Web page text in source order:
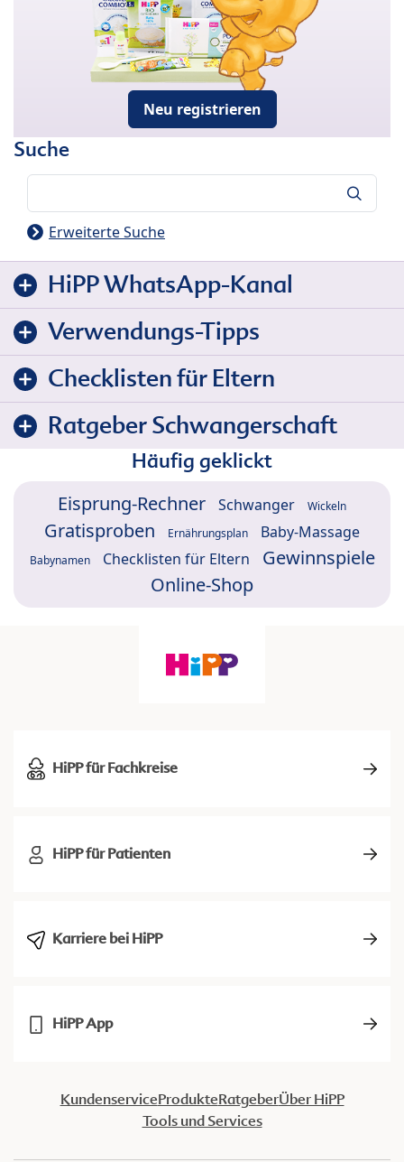
Neu registrieren
Suche
Erweiterte Suche
HiPP WhatsApp-Kanal
Verwendungs-Tipps
Checklisten für Eltern
Ratgeber Schwangerschaft
Häufig geklickt
Eisprung-Rechner Schwanger Wickeln
Gratisproben Ernährungsplan Baby-Massage
Babynamen Checklisten für Eltern
Gewinnspiele
Online-Shop
HiPP für Fachkreise
HiPP für Patienten
Karriere bei HiPP
HiPP App
KundenserviceProdukteRatgeberÜber HiPP
Tools und Services